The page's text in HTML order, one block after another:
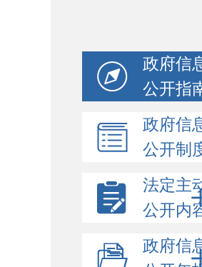
政府信
公开指
政府信
公开制
法定主
公开内
政府信